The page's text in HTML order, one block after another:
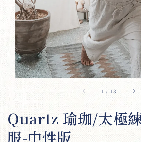
1 / 13
Quartz 瑜珈/太極
服-中性版